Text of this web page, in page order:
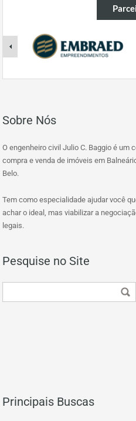
Sobre Nós
O engenheiro civil Julio C. Baggio é um
compra e venda de imóveis em
Belo.
Tem como especialidade ajudar você
achar o ideal, mas viabilizar a
legais.
Pesquise no Site
Principais Buscas